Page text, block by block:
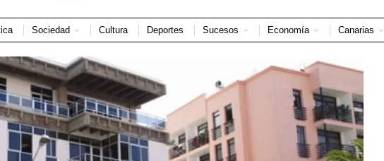
Sociedad Cultura Deportes Sucesos Economía Canarias